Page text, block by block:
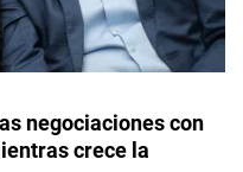
negociaciones con
crece la